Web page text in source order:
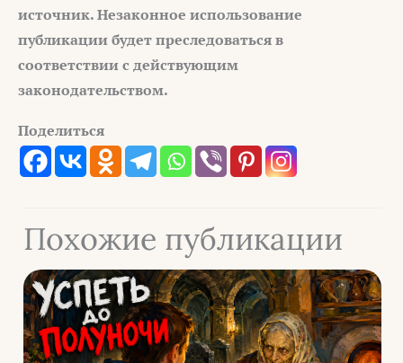
источник. Незаконное использование
публикации будет преследоваться в
соответствии с действующим
законодательством.
Поделиться
Похожие публикации